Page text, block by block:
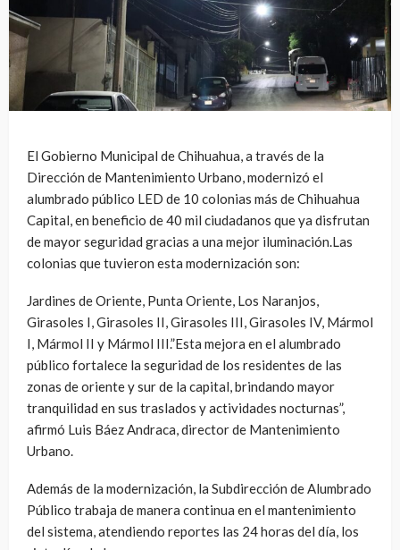
El Gobierno Municipal de Chihuahua, a través de la
Dirección de Mantenimiento Urbano, modernizó el
alumbrado público LED de 10 colonias más de Chihuahua
Capital, en beneficio de 40 mil ciudadanos que ya disfrutan
de mayor seguridad gracias a una mejor iluminación.Las
colonias que tuvieron esta modernización son:
Jardines de Oriente, Punta Oriente, Los Naranjos,
Girasoles I, Girasoles II, Girasoles III, Girasoles IV, Mármol
I, Mármol II y Mármol III.”Esta mejora en el alumbrado
público fortalece la seguridad de los residentes de las
zonas de oriente y sur de la capital, brindando mayor
tranquilidad en sus traslados y actividades nocturnas”,
afirmó Luis Báez Andraca, director de Mantenimiento
Urbano.
Además de la modernización, la Subdirección de Alumbrado
Público trabaja de manera continua en el mantenimiento
del sistema, atendiendo reportes las 24 horas del día, los